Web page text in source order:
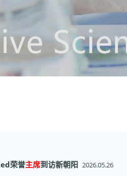
荣誉主席到访新朝阳 2026.05.26